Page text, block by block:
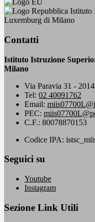
Istituto
Luxemburg di Milano
Contatti
Istituto Istruzione
Milano
Via Paravia 31 -
Tel: 02 40091762
Email:
PEC:
C.F.: 80078870153
Codice IPA:
Seguici su
Youtube
Instagram
Sezione Link Utili